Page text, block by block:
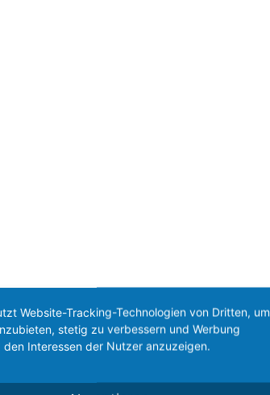
starten?
Website-Tracking-Technologien von Dritten, um
stetig zu verbessern und Werbung
Interessen der Nutzer anzuzeigen.